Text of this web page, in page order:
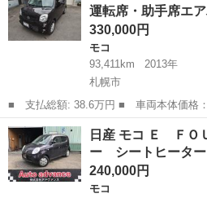
運転席・助手席エ
330,000円
モコ
93,411km
2013年
札幌市
■ 支払総額: 38.6万円 ■ 車両本体価格： 330,000 円 ■ メーカー
名： 日産 ■ 車種名： モコ ■ グレ
ＷＤ・オートマ・運転席・助手席エアバ
ー・アイドリ...
北海道 札幌市 モコ
日産 モコ Ｅ Ｆ
ー シートヒータ
240,000円
モコ